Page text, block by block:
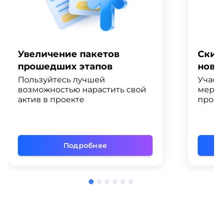
Увеличение пакетов
прошедших этапов
Пользуйтесь лучшей
возможностью нарастить свой
актив в проекте
Подробнее